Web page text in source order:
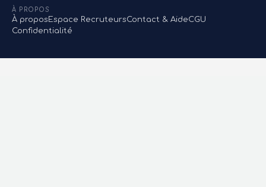
À PROPOS
À propos Espace RecruteursContact & AideCGU
Confidentialité